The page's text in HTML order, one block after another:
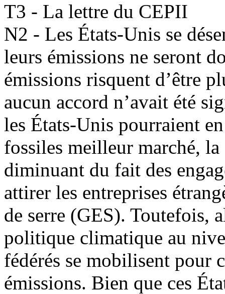
T3 - La lettre du CEPII
N2 - Les États-Unis se
leurs émissions ne seront
émissions risquent d’être
aucun accord n’avait été
les États-Unis pourraient
fossiles meilleur marché, la
diminuant du fait des
attirer les entreprises
de serre (GES). Toutefois,
politique climatique au
fédérés se mobilisent pour
émissions. Bien que ces